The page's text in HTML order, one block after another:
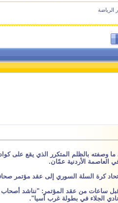
الرياضة
الثلاثاء 17-3-2009 في فندق "فور سيزن" دمشق للكشف عن الحقائق ومطالبة الاتحاد الآسيوي
ساعات من عقد المؤتمر: "نناشد أصحاب
الجلاء في بطولة غرب آسيا".